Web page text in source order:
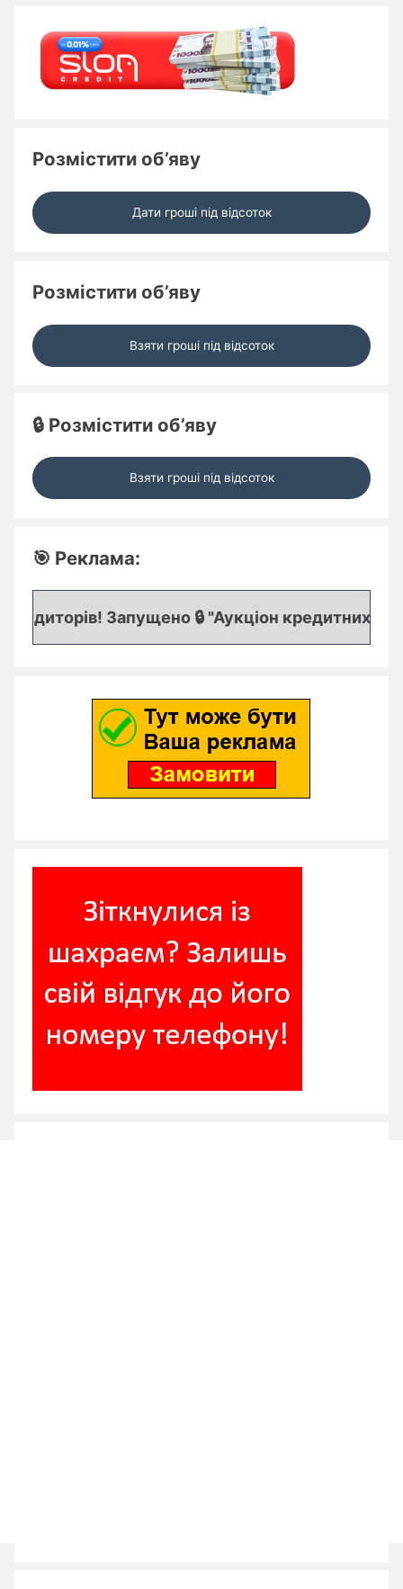
Розмістити об’яву
Дати гроші під відсоток
Розмістити об’яву
Взяти гроші під відсоток
🔒 Розмістити об’яву
Взяти гроші під відсоток
🎯 Реклама:
Запущено 🔒 "Аукціон кредитних